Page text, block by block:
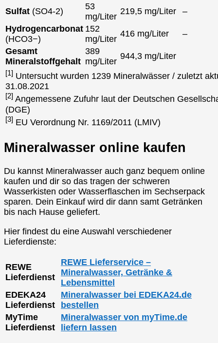
Sulfat (SO4-2)
53
mg/Liter
219,5 mg/Liter
–
Hydrogencarbonat
(HCO3−)
152
mg/Liter
416 mg/Liter
–
Gesamt
Mineralstoffgehalt
389
mg/Liter
944,3 mg/Liter
[1] Untersucht wurden 1239 Mineralwässer / zuletzt
31.08.2021
[2] Angemessene Zufuhr laut der Deutschen
(DGE)
[3] EU Verordnung Nr. 1169/2011 (LMIV)
Mineralwasser online kaufen
Du kannst Mineralwasser auch ganz bequem online
kaufen und dir so das tragen der schweren
Wasserkisten oder Wasserflaschen im Sechserpack
sparen. Dein Einkauf wird dir dann samt Getränken
bis nach Hause geliefert.
Hier findest du eine Auswahl verschiedener
Lieferdienste:
REWE
Lieferdienst
REWE Lieferservice –
Mineralwasser, Getränke &
Lebensmittel
EDEKA24
Lieferdienst
Mineralwasser bei EDEKA24.de
bestellen
MyTime
Lieferdienst
Mineralwasser von myTime.de
liefern lassen